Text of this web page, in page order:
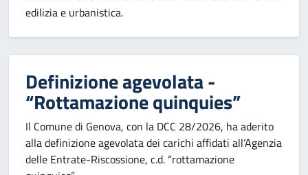
edilizia e urbanistica.
Definizione agevolata -
“Rottamazione quinquies”
Il Comune di Genova, con la DCC 28/2026, ha aderito
alla definizione agevolata dei carichi affidati all’Agenzia
delle Entrate-Riscossione, c.d. “rottamazione